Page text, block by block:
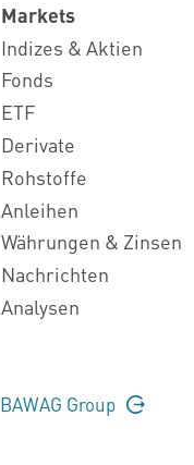
Markets
Indizes & Aktien
Fonds
ETF
Derivate
Rohstoffe
Anleihen
Währungen & Zinsen
Nachrichten
Analysen
BAWAG Group